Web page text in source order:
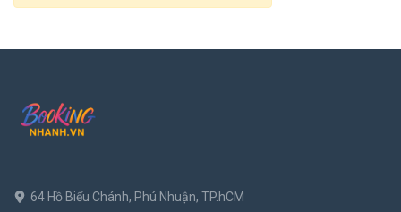
64 Hồ Biểu Chánh, Phú Nhuận, TP.hCM